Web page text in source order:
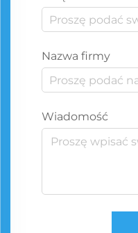
Nazwa firmy
Wiadomość